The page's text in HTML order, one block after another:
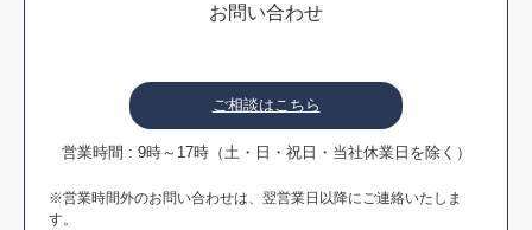
お問い合わせ
ご相談はこちら
営業時間 : 9時～17時（土・日・祝日・当社休業日を除く）
※営業時間外のお問い合わせは、翌営業日以降にご連絡いたしま
す。